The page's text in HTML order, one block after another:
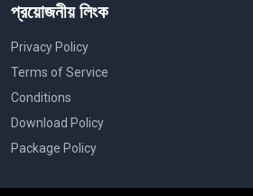
প্রয়োজনীয় লিংক
Privacy Policy
Terms of Service
Conditions
Download Policy
Package Policy